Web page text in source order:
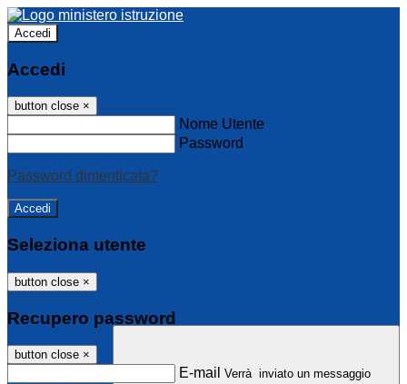
Accedi
Accedi
button close ×
Nome Utente
Password
Password dimenticata?
Seleziona utente
button close ×
Recupero password
button close ×
E-mail Verrà inviato un messaggio